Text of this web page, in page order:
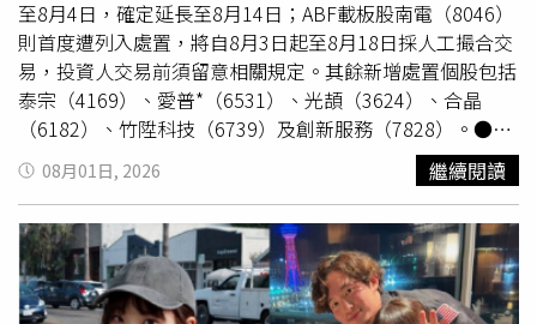
長線方向判斷正確，也可能因操作失誤影響投資績效。至於
中長線展望，周代運維持先前看法，認為較適合大幅布局的
時間點仍落在中秋節前後。在此之前，市場仍需時間消化高
檔套牢賣壓及短線獲利了結賣壓，指數不太可能一路直線上
攻，過程中仍會伴隨震盪整理。他並重申，53000點仍是長
線目標價，但並非短時間內即可達成，現階段應以紀律操作
為主，避免因市場短線漲跌影響投資決策，「53000是長線
目標，不是明天就會到。短線就是做價差，大波段就等中
秋。」他也喊話投資人守住操作紀律，「短線先賺價差，等
時間到了再佈局大波段，這波行情，你肯定吃得到。」
至8月4日，確定延長至8月14日；ABF載板股南電（8046）
則首度遭列入處置，將自8月3日起至8月18日採人工撮合交
易，投資人交易前須留意相關規定。其餘新增處置個股包括
泰宗（4169）、愛普*（6531）、光頡（3624）、合晶
（6182）、竹陞科技（6739）及創新服務（7828）。●禾
伸堂（3026） 20分鐘撮合原處置至8月4日，將延長至8月
14日。最近6個營業日累積收盤價跌幅達41.27%，且6個營
業日起迄兩個營業日收盤價價差達190元。●泰宗
（4169） 5分鐘撮合最近6個營業日累積收盤價跌幅達
48.42%，且6個營業日起迄兩個營業日收盤價價差達82.5
元。●愛普（6531） 5分鐘撮合*最近6個營業日累積收盤
08月01日, 2026 繼續閱讀